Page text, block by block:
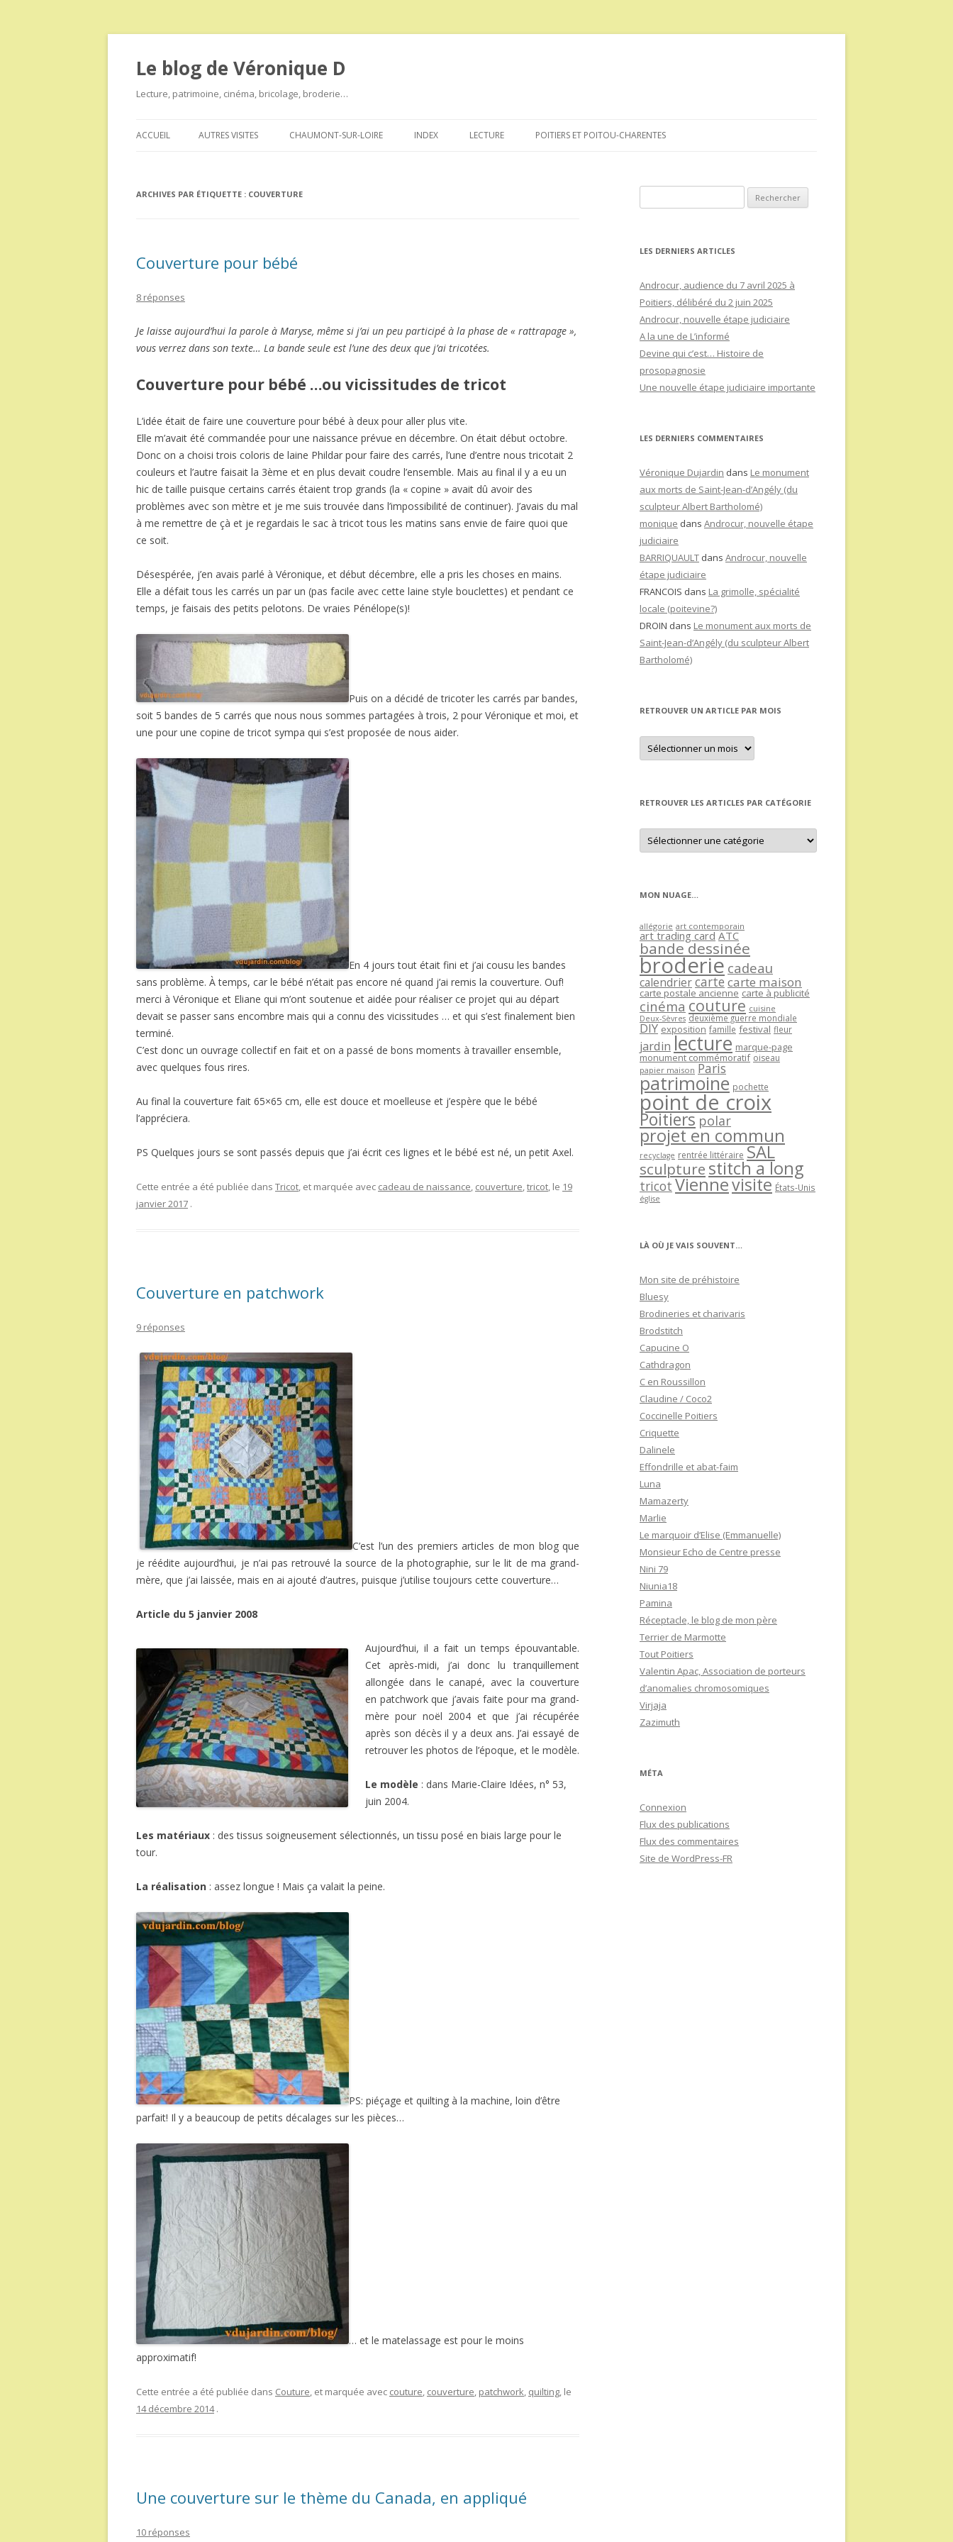
Le blog de Véronique D
Lecture, patrimoine, cinéma, bricolage, broderie…
au
ACCUEIL AUTRES VISITES CHAUMONT-SUR-LOIRE INDEX LECTURE POITIERS ET POITOU-CHARENTES
ARCHIVES PAR ÉTIQUETTE : COUVERTURE
Couverture pour bébé
8 réponses
Je laisse aujourd’hui la parole à Maryse, même si j’ai un peu participé à la phase de « rattrapage »,
vous verrez dans son texte… La bande seule est l’une des deux que j’ai tricotées.
Couverture pour bébé …ou vicissitudes de tricot
L’idée était de faire une couverture pour bébé à deux pour aller plus vite.
Elle m’avait été commandée pour une naissance prévue en décembre. On était début octobre.
Donc on a choisi trois coloris de laine Phildar pour faire des carrés, l’une d’entre nous tricotait 2
couleurs et l’autre faisait la 3ème et en plus devait coudre l’ensemble. Mais au final il y a eu un
hic de taille puisque certains carrés étaient trop grands (la « copine » avait dû avoir des
problèmes avec son mètre et je me suis trouvée dans l’impossibilité de continuer). J’avais du mal
à me remettre de çà et je regardais le sac à tricot tous les matins sans envie de faire quoi que
ce soit.
Désespérée, j’en avais parlé à Véronique, et début décembre, elle a pris les choses en mains.
Elle a défait tous les carrés un par un (pas facile avec cette laine style bouclettes) et pendant ce
temps, je faisais des petits pelotons. De vraies Pénélope(s)!
Puis on a décidé de tricoter les carrés par bandes,
soit 5 bandes de 5 carrés que nous nous sommes partagées à trois, 2 pour Véronique et moi, et
une pour une copine de tricot sympa qui s’est proposée de nous aider.
En 4 jours tout était fini et j’ai cousu les bandes
sans problème. À temps, car le bébé n’était pas encore né quand j’ai remis la couverture. Ouf!
merci à Véronique et Eliane qui m’ont soutenue et aidée pour réaliser ce projet qui au départ
devait se passer sans encombre mais qui a connu des vicissitudes … et qui s’est finalement bien
terminé.
C’est donc un ouvrage collectif en fait et on a passé de bons moments à travailler ensemble,
avec quelques fous rires.
Au final la couverture fait 65×65 cm, elle est douce et moelleuse et j’espère que le bébé
l’appréciera.
PS Quelques jours se sont passés depuis que j’ai écrit ces lignes et le bébé est né, un petit Axel.
Cette entrée a été publiée dans Tricot, et marquée avec cadeau de naissance, couverture,tricot, le 19
janvier 2017 .
Couverture en patchwork
9 réponses
C’est l’un des premiers articles de mon blog que
je réédite aujourd’hui, je n’ai pas retrouvé la source de la photographie, sur le lit de ma grand-
mère, que j’ai laissée, mais en ai ajouté d’autres, puisque j’utilise toujours cette couverture…
Article du 5 janvier 2008
Aujourd’hui, il a fait un temps épouvantable.
Cet après-midi, j’ai donc lu tranquillement
allongée dans le canapé, avec la couverture
en patchwork que j’avais faite pour ma grand-
mère pour noël 2004 et que j’ai récupérée
après son décès il y a deux ans. J’ai essayé de
retrouver les photos de l’époque, et le modèle.
Le modèle : dans Marie-Claire Idées, n° 53,
juin 2004.
Les matériaux : des tissus soigneusement sélectionnés, un tissu posé en biais large pour le
tour.
La réalisation : assez longue ! Mais ça valait la peine.
PS: piéçage et quilting à la machine, loin d’être
parfait! Il y a beaucoup de petits décalages sur les pièces…
… et le matelassage est pour le moins
approximatif!
Cette entrée a été publiée dans Couture, et marquée avec couture, couverture, patchwork, quilting, le
14 décembre 2014 .
Une couverture sur le thème du Canada, en appliqué
10 réponses
LES DERNIERS ARTICLES
Androcur, audience du 7 avril 2025 à
Poitiers, délibéré du 2 juin 2025
Androcur, nouvelle étape judiciaire
A la une de L’informé
Devine qui c’est… Histoire de
prosopagnosie
Une nouvelle étape judiciaire importante
LES DERNIERS COMMENTAIRES
Véronique Dujardin dans Le monument
aux morts de Saint-Jean-d’Angély (du
sculpteur Albert Bartholomé)
monique dans Androcur, nouvelle étape
judiciaire
BARRIQUAULT dans Androcur, nouvelle
étape judiciaire
FRANCOIS dans La grimolle, spécialité
locale (poitevine?)
DROIN dans Le monument aux morts de
Saint-Jean-d’Angély (du sculpteur Albert
Bartholomé)
RETROUVER UN ARTICLE PAR MOIS
Retrouver
un
article
RETROUVER LES ARTICLES PAR CATÉGORIE
Retrouver
les
articles
MON NUAGE…
allégorie art contemporain
art trading card ATC
bande dessinée
broderie cadeau
calendriercartecarte maison
carte postale ancienne carte à publicité
cinéma couture cuisine
Deux-Sèvres deuxième guerre mondiale
DIY exposition famille festival fleur
jardin lecture marque-page
monument commémoratif oiseau
papier maison Paris
patrimoine pochette
point de croix
Poitiers polar
projet en commun
recyclage rentrée littéraire SAL
sculpture stitch a long
tricot Viennevisite États-Unis
église
LÀ OÙ JE VAIS SOUVENT…
Mon site de préhistoire
Bluesy
Brodineries et charivaris
Brodstitch
Capucine O
Cathdragon
C en Roussillon
Claudine / Coco2
Coccinelle Poitiers
Criquette
Dalinele
Effondrille et abat-faim
Luna
Mamazerty
Marlie
Le marquoir d’Elise (Emmanuelle)
Monsieur Echo de Centre presse
Nini 79
Niunia18
Pamina
Réceptacle, le blog de mon père
Terrier de Marmotte
Tout Poitiers
Valentin Apac, Association de porteurs
d’anomalies chromosomiques
Virjaja
Zazimuth
MÉTA
Connexion
Flux des publications
Flux des commentaires
Site de WordPress-FR